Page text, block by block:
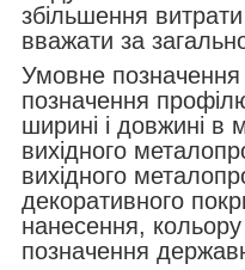
збільшення
вважати за
Умовне позначення
позначення
ширині і довжині в
вихідного
вихідного
декоративного
нанесення, кольору
позначення